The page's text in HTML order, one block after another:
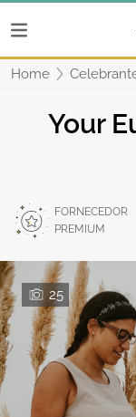
Home
Your
FORNECEDOR
PREMIUM
25